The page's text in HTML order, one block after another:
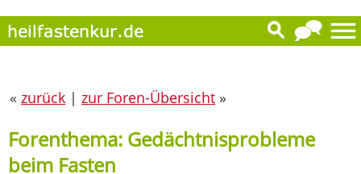
« zurück | zur Foren-Übersicht »
Forenthema: Gedächtnisprobleme
beim Fasten